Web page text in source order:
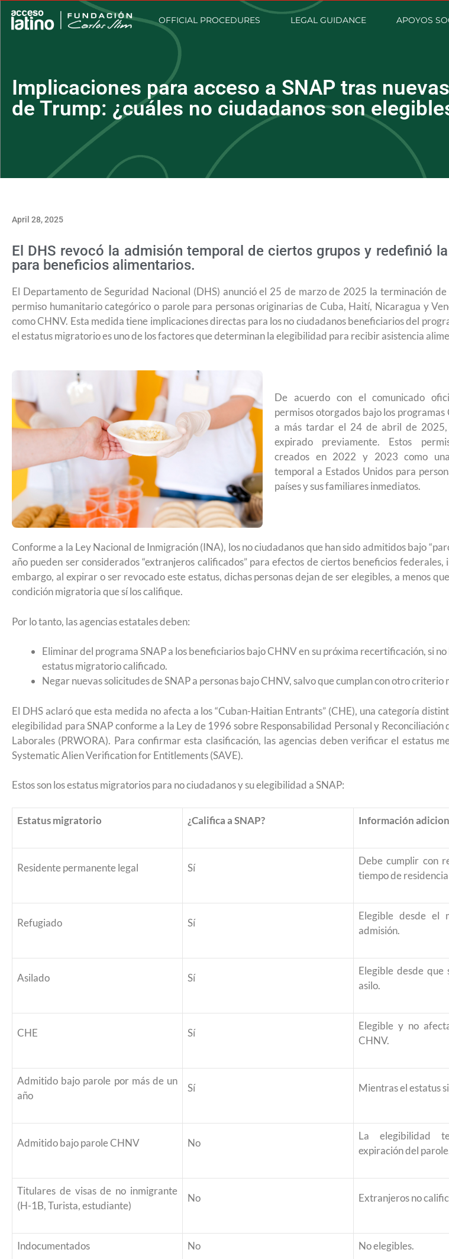
OFFICIAL PROCEDURES LEGAL GUIDANCE APOYOS
Implicaciones para acceso a SNAP tras
de Trump: ¿cuáles no ciudadanos son
April 28, 2025
El DHS revocó la admisión temporal de ciertos grupos y redefinió
para beneficios alimentarios.
El Departamento de Seguridad Nacional (DHS) anunció el 25 de marzo de 2025 la terminación
permiso humanitario categórico o parole para personas originarias de Cuba, Haití, Nicaragua y
como CHNV. Esta medida tiene implicaciones directas para los no ciudadanos beneficiarios del
el estatus migratorio es uno de los factores que determinan la elegibilidad para recibir asistencia
De acuerdo con el comunicado
permisos otorgados bajo los
a más tardar el 24 de abril de 2025,
expirado previamente. Estos
creados en 2022 y 2023 como
temporal a Estados Unidos para
países y sus familiares inmediatos.
Conforme a la Ley Nacional de Inmigración (INA), los no ciudadanos que han sido admitidos bajo
año pueden ser considerados “extranjeros calificados” para efectos de ciertos beneficios federales,
embargo, al expirar o ser revocado este estatus, dichas personas dejan de ser elegibles, a menos
condición migratoria que sí los califique.
Por lo tanto, las agencias estatales deben:
Eliminar del programa SNAP a los beneficiarios bajo CHNV en su próxima recertificación, si
estatus migratorio calificado.
Negar nuevas solicitudes de SNAP a personas bajo CHNV, salvo que cumplan con otro
El DHS aclaró que esta medida no afecta a los “Cuban-Haitian Entrants” (CHE), una categoría
elegibilidad para SNAP conforme a la Ley de 1996 sobre Responsabilidad Personal y
Laborales (PRWORA). Para confirmar esta clasificación, las agencias deben verificar el estatus
Systematic Alien Verification for Entitlements (SAVE).
Estos son los estatus migratorios para no ciudadanos y su elegibilidad a SNAP:
Estatus migratorio ¿Califica a SNAP? Información
Residente permanente legal Sí
Debe cumplir con
tiempo de
Refugiado Sí
Elegible desde el
admisión.
Asilado Sí
Elegible desde que
asilo.
CHE Sí
Elegible y no
CHNV.
Admitido bajo parole por más de un
año
Sí Mientras el estatus
Admitido bajo parole CHNV No
La elegibilidad
expiración del
Titulares de visas de no inmigrante
(H-1B, Turista, estudiante)
No Extranjeros no
Indocumentados No No elegibles.
¿Cómo inscribirse a Jóvenes Construyendo el
para la ciudadanía estadounidense en primavera
2026
para el examen de